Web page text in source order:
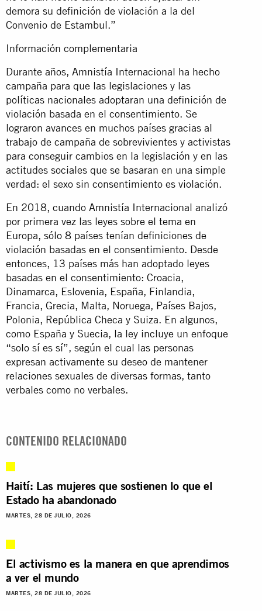
demora su definición de violación a la del
Convenio de Estambul.”
Información complementaria
Durante años, Amnistía Internacional ha hecho
campaña para que las legislaciones y las
políticas nacionales adoptaran una definición de
violación basada en el consentimiento. Se
lograron avances en muchos países gracias al
trabajo de campaña de sobrevivientes y activistas
para conseguir cambios en la legislación y en las
actitudes sociales que se basaran en una simple
verdad: el sexo sin consentimiento es violación.
En 2018, cuando Amnistía Internacional analizó
por primera vez las leyes sobre el tema en
Europa, sólo 8 países tenían definiciones de
violación basadas en el consentimiento. Desde
entonces, 13 países más han adoptado leyes
basadas en el consentimiento: Croacia,
Dinamarca, Eslovenia, España, Finlandia,
Francia, Grecia, Malta, Noruega, Países Bajos,
Polonia, República Checa y Suiza. En algunos,
como España y Suecia, la ley incluye un enfoque
“solo sí es sí”, según el cual las personas
expresan activamente su deseo de mantener
relaciones sexuales de diversas formas, tanto
verbales como no verbales.
CONTENIDO RELACIONADO
Haití: Las mujeres que sostienen lo que el
Estado ha abandonado
MARTES, 28 DE JULIO, 2026
El activismo es la manera en que aprendimos
a ver el mundo
MARTES, 28 DE JULIO, 2026